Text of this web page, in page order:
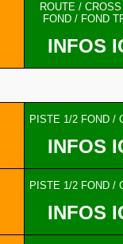
ROUTE /
FOND / FOND
INFOS
PISTE 1/2 FOND /
INFOS
PISTE 1/2 FOND /
INFOS